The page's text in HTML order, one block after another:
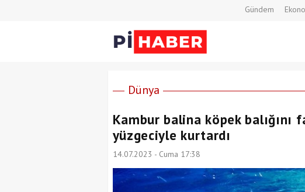
Gündem
Dünya
Kambur balina köpek balığını
yüzgeciyle kurtardı
14.07.2023 - Cuma 17:38